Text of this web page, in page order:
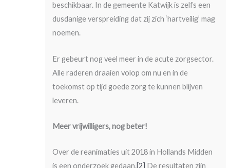
beschikbaar. In de gemeente Katwijk is zelfs een
dusdanige verspreiding dat zij zich ‘hartveilig’ mag
noemen.
Er gebeurt nog veel meer in de acute zorgsector.
Alle raderen draaien volop om nu en in de
toekomst op tijd goede zorg te kunnen blijven
leveren.
Meer vrijwilligers, nog beter!
Over de reanimaties uit 2018 in Hollands Midden
is een onderzoek gedaan.[2] De resultaten zijn